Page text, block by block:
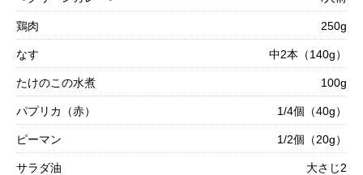
鶏肉 250g
なす 中2本（140g）
たけのこの水煮 100g
パプリカ（赤） 1/4個（40g）
ピーマン 1/2個（20g）
サラダ油 大さじ2